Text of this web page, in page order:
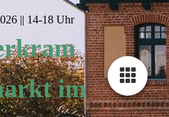
|| 14-18 Uhr
im